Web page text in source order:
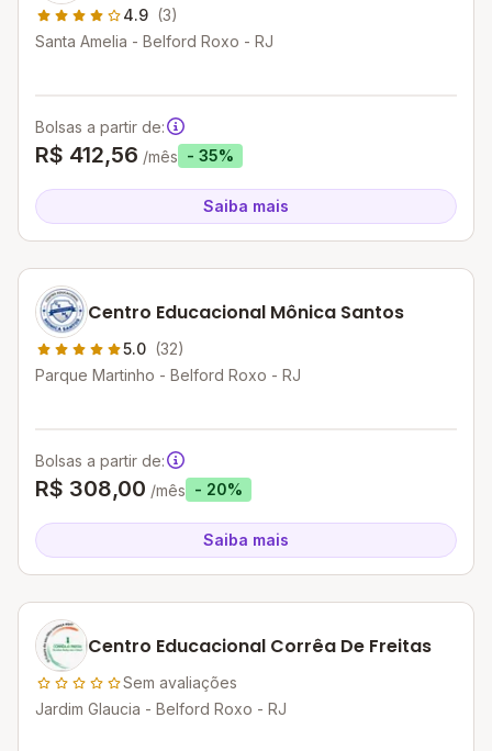
4.9 (3)
Santa Amelia - Belford Roxo - RJ
Bolsas a partir de:
R$ 412,56 /mês - 35%
Saiba mais
Centro Educacional Mônica Santos
5.0 (32)
Parque Martinho - Belford Roxo - RJ
Bolsas a partir de:
R$ 308,00 /mês - 20%
Saiba mais
Centro Educacional Corrêa De Freitas
Sem avaliações
Jardim Glaucia - Belford Roxo - RJ